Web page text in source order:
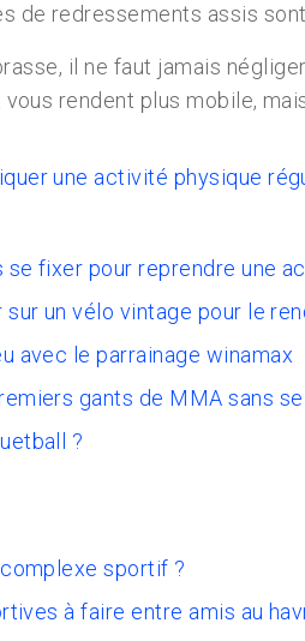
de redressements assis
il ne faut jamais
rendent plus mobile,
une activité physique
fixer pour reprendre une
un vélo vintage pour le
avec le parrainage winamax
gants de MMA sans
?
sportif ?
à faire entre amis au